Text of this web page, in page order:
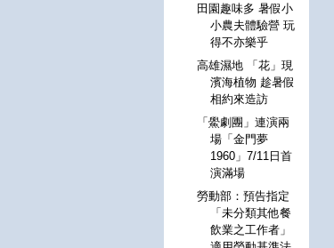
田園趣味多 暑假小
小農夫體驗營 玩
得不亦樂乎
高雄濕地 「花」現
濱海植物 趁暑假
相約來造訪
「鱟劇團」連演兩
場「金門夢
1960」7/11日首
演滿場
勞動部：預告指定
「未分類其他餐
飲業之工作者」